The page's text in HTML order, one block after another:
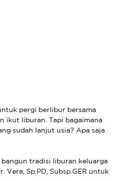
pergi berlibur bersama
ikut liburan. Tapi bagaimana
sudah lanjut usia? Apa saja
tradisi liburan keluarga
Vera, Sp.PD, Subsp.GER untuk